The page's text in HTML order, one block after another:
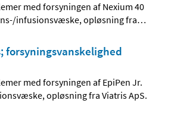
med forsyningen af Nexium 40
infusionsvæske, opløsning fra…
forsyningsvanskelighed
med forsyningen af EpiPen Jr.
opløsning fra Viatris ApS.